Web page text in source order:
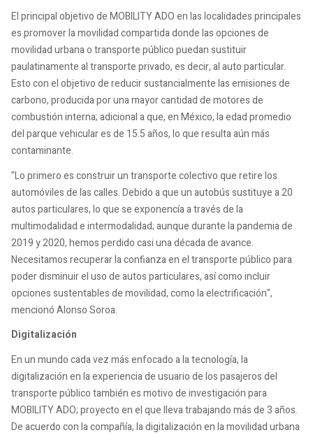
El principal objetivo de MOBILITY ADO en las localidades principales
es promover la movilidad compartida donde las opciones de
movilidad urbana o transporte público puedan sustituir
paulatinamente al transporte privado, es decir, al auto particular.
Esto con el objetivo de reducir sustancialmente las emisiones de
carbono, producida por una mayor cantidad de motores de
combustión interna; adicional a que, en México, la edad promedio
del parque vehicular es de 15.5 años, lo que resulta aún más
contaminante.
"Lo primero es construir un transporte colectivo que retire los
automóviles de las calles. Debido a que un autobús sustituye a 20
autos particulares, lo que se exponencía a través de la
multimodalidad e intermodalidad; aunque durante la pandemia de
2019 y 2020, hemos perdido casi una década de avance.
Necesitamos recuperar la confianza en el transporte público para
poder disminuir el uso de autos particulares, así como incluir
opciones sustentables de movilidad, como la electrificación",
mencionó Alonso Soroa.
Digitalización
En un mundo cada vez más enfocado a la tecnología, la
digitalización en la experiencia de usuario de los pasajeros del
transporte público también es motivo de investigación para
MOBILITY ADO; proyecto en el que lleva trabajando más de 3 años.
De acuerdo con la compañía, la digitalización en la movilidad urbana